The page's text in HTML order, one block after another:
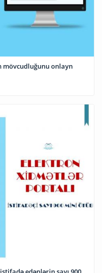
mövcudluğunu onlayn